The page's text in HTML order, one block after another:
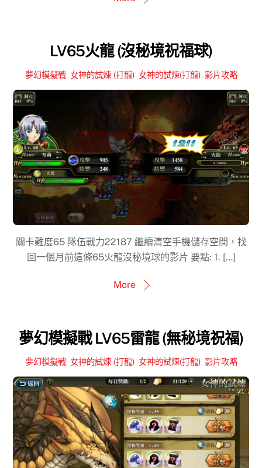
LV65火龍 (沒秘境祝福球)
夢幻模擬戰, 女神的試煉 (打龍), 女神的試煉(打龍), 影片攻略
關卡難度65 隊伍戰力22187 繼續清空手機儲存空間，找
回一個月前這條65火龍沒秘境球的影片 要點: 1. […]
More
夢幻模擬戰 LV65雷龍 (無秘境祝福)
夢幻模擬戰, 女神的試煉 (打龍), 女神的試煉(打龍), 影片攻略